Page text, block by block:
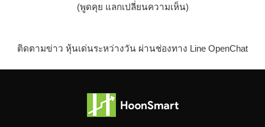
(พูดคุย แลกเปลี่ยนความเห็น)
ติดตามข่าว หุ้นเด่นระหว่างวัน ผ่านช่องทาง Line OpenChat